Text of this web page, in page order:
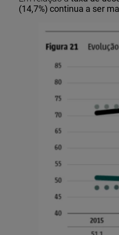
(14,7%) continua a ser